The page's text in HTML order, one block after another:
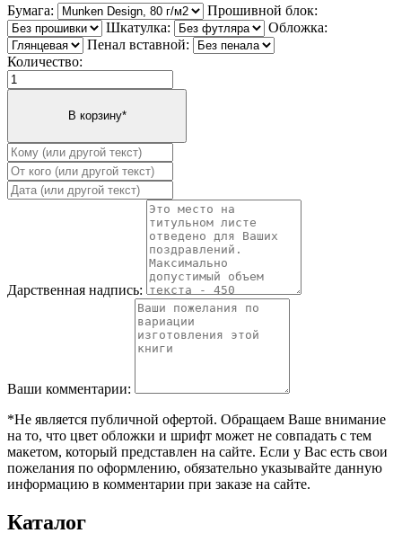
Бумага:
Прошивной блок:
Шкатулка:
Обложка:
Пенал вставной:
Количество:
Дарственная надпись:
Ваши комментарии:
*Не является публичной офертой. Обращаем Ваше внимание
на то, что цвет обложки и шрифт может не совпадать с тем
макетом, который представлен на сайте. Если у Вас есть свои
пожелания по оформлению, обязательно указывайте данную
информацию в комментарии при заказе на сайте.
Каталог